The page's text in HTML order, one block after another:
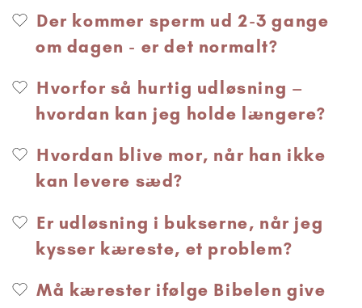
Der kommer sperm ud 2-3 gange
om dagen - er det normalt?
Hvorfor så hurtig udløsning –
hvordan kan jeg holde længere?
Hvordan blive mor, når han ikke
kan levere sæd?
Er udløsning i bukserne, når jeg
kysser kæreste, et problem?
Må kærester ifølge Bibelen give